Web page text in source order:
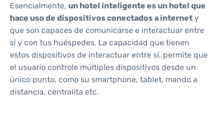
Esencialmente, un hotel inteligente es un hotel que
hace uso de dispositivos conectados a internet y
que son capaces de comunicarse e interactuar entre
sí y con tus huéspedes. La capacidad que tienen
estos dispositivos de interactuar entre sí, permite que
el usuario controle múltiples dispositivos desde un
único punto, como su smartphone, tablet, mando a
distancia, centralita etc.